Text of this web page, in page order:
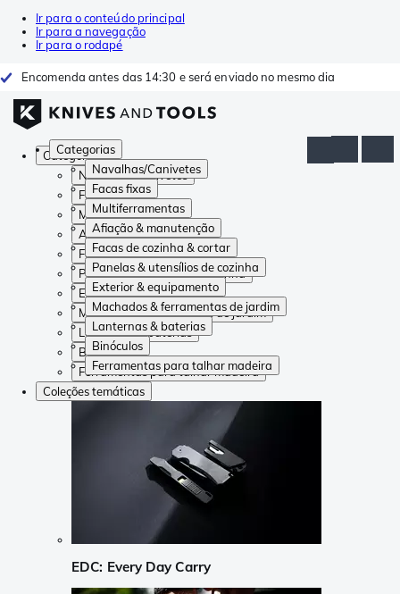
Ir para o conteúdo principal
Ir para a navegação
Ir para o rodapé
Encomenda antes das 14:30 e será enviado no mesmo dia
Categorias
Navalhas/Canivetes
Facas fixas
Multiferramentas
Afiação & manutenção
Facas de cozinha & cortar
Panelas & utensílios de cozinha
Exterior & equipamento
Machados & ferramentas de jardim
Lanternas & baterias
Binóculos
Ferramentas para talhar madeira
Categorias
Navalhas/Canivetes
Facas fixas
Multiferramentas
Afiação & manutenção
Facas de cozinha & cortar
Panelas & utensílios de cozinha
Exterior & equipamento
Machados & ferramentas de jardim
Lanternas & baterias
Binóculos
Ferramentas para talhar madeira
Coleções temáticas
EDC: Every Day Carry